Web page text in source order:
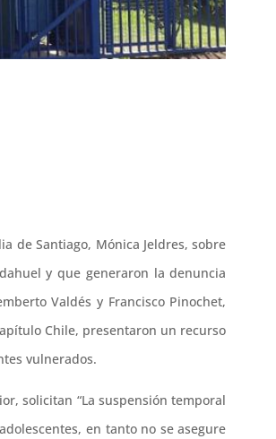
de Santiago, Mónica Jeldres, sobre
y que generaron la denuncia
Valdés y Francisco Pinochet,
Chile, presentaron un recurso
vulnerados.
solicitan “La suspensión temporal
en tanto no se asegure